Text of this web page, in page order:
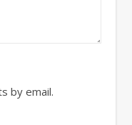
by email.